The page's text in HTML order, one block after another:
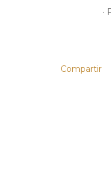
Compartir